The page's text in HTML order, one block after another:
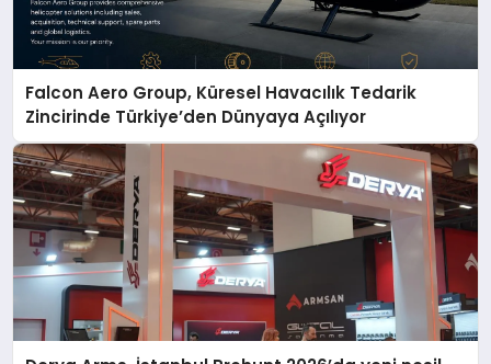
Falcon Aero Group, Küresel Havacılık Tedarik
Zincirinde Türkiye’den Dünyaya Açılıyor